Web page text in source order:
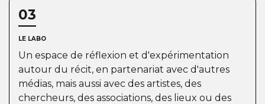
03
LE LABO
Un espace de réflexion et d'expérimentation
autour du récit, en partenariat avec d'autres
médias, mais aussi avec des artistes, des
chercheurs, des associations, des lieux ou des